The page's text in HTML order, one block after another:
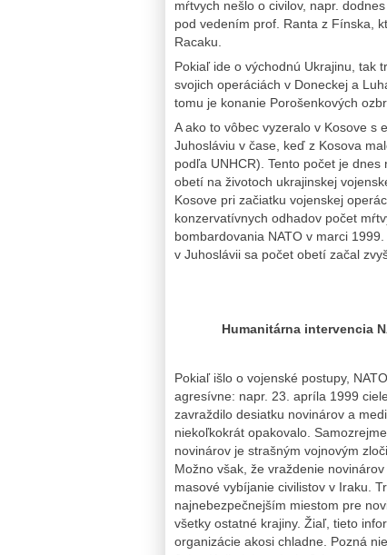
mŕtvych nešlo o civilov, napr.
pod vedením prof. Ranta z Fínska,
Racaku.
Pokiaľ ide o východnú Ukrajinu, tak
svojich operáciách v Doneckej a
tomu je konanie Porošenkových
A ako to vôbec vyzeralo v Kosove s
Juhosláviu v čase, keď z Kosova
podľa UNHCR). Tento počet je
obetí na životoch ukrajinskej
Kosove pri začiatku vojenskej
konzervatívnych odhadov počet
bombardovania NATO v marci
v Juhoslávii sa počet obetí začal
Humanitárna intervencia
Pokiaľ išlo o vojenské postupy,
agresívne: napr. 23. apríla 1999
zavraždilo desiatku novinárov a
niekoľkokrát opakovalo.
novinárov je strašným vojnovým
Možno však, že vraždenie
masové vybíjanie civilistov v Iraku.
najnebezpečnejším miestom pre
všetky ostatné krajiny. Žiaľ, tieto
organizácie akosi chladne. Pozná